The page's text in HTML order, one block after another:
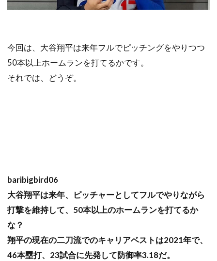
今回は、大谷翔平は来年フルでピッチングをやりつつ
50本以上ホームランを打てるかです。
それでは、どうぞ。
baribigbird06
大谷翔平は来年、ピッチャーとしてフルでやりながら
打撃を維持して、50本以上のホームランを打てるか
な？
翔平の現在の二刀流でのキャリアベストは2021年で、
46本塁打、23試合に先発して防御率3.18だ。